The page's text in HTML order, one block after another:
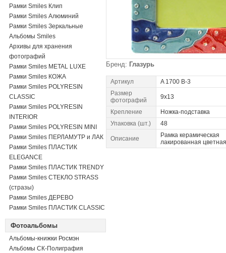
Рамки Smiles Клип
Рамки Smiles Алюминий
Рамки Smiles Зеркальные
Альбомы Smiles
Архивы для хранения
фотографий
Рамки Smiles METAL LUXE
Рамки Smiles КОЖА
Рамки Smiles POLYRESIN
CLASSIC
Рамки Smiles POLYRESIN
INTERIOR
Рамки Smiles POLYRESIN MINI
Рамки Smiles ПЕРЛАМУТР и ЛАК
Рамки Smiles ПЛАСТИК
ELEGANCE
Рамки Smiles ПЛАСТИК TRENDY
Рамки Smiles СТЕКЛО STRASS
(стразы)
Рамки Smiles ДЕРЕВО
Рамки Smiles ПЛАСТИК CLASSIC
Фотоальбомы
Альбомы-книжки Росмэн
Альбомы СК-Полиграфия
Бренд: Глазурь
Артикул
A 1700 B-3
Размер
фотографий
9x13
Крепление
Ножка-подставка
Упаковка (шт.)
48
Описание
Рамка керамическая
лакированная цветная